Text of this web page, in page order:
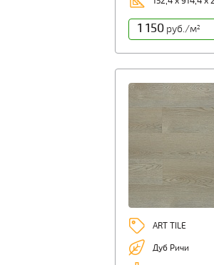
1 150руб./м2
ART TILE
Дуб Ричи